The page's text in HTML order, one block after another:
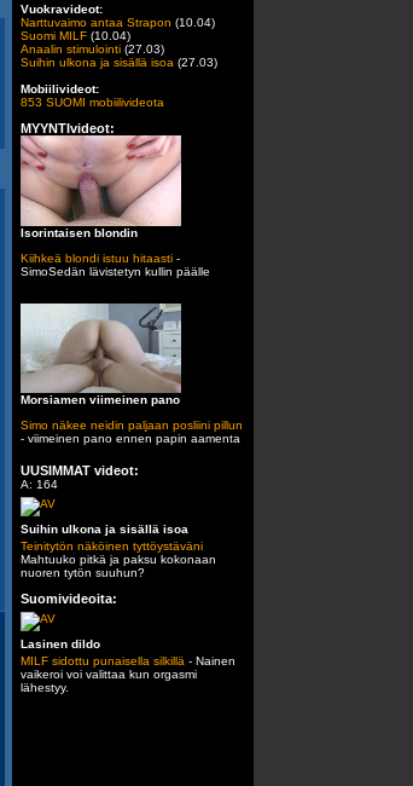
Vuokravideot:
Narttuvaimo antaa Strapon (10.04)
Suomi MILF (10.04)
Anaalin stimulointi (27.03)
Suihin ulkona ja sisällä isoa (27.03)
Mobiilivideot:
853 SUOMI mobiilivideota
MYYNTIvideot:
Isorintaisen blondin
Kiihkeä blondi istuu hitaasti -
SimoSedän lävistetyn kullin päälle
Morsiamen viimeinen pano
Simo näkee neidin paljaan posliini pillun
- viimeinen pano ennen papin aamenta
UUSIMMAT videot:
A: 164
Suihin ulkona ja sisällä isoa
Teinitytön näköinen tyttöystäväni
Mahtuuko pitkä ja paksu kokonaan
nuoren tytön suuhun?
Suomivideoita:
Lasinen dildo
MILF sidottu punaisella silkillä - Nainen
vaikeroi voi valittaa kun orgasmi
lähestyy.